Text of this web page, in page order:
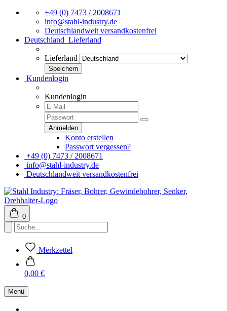
+49 (0) 7473 / 2008671
info@stahl-industry.de
Deutschlandweit versandkostenfrei
Deutschland Lieferland
Lieferland
Kundenlogin
Kundenlogin
Konto erstellen
Passwort vergessen?
+49 (0) 7473 / 2008671
info@stahl-industry.de
Deutschlandweit versandkostenfrei
0
Merkzettel
0,00 €
Menü